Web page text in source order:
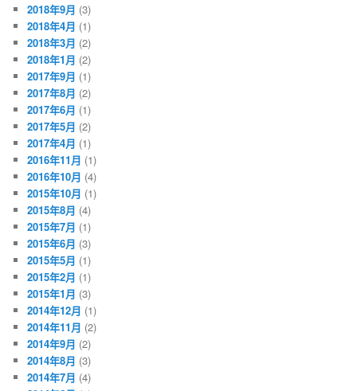
2018年9月 (3)
2018年4月 (1)
2018年3月 (2)
2018年1月 (2)
2017年9月 (1)
2017年8月 (2)
2017年6月 (1)
2017年5月 (2)
2017年4月 (1)
2016年11月 (1)
2016年10月 (4)
2015年10月 (1)
2015年8月 (4)
2015年7月 (1)
2015年6月 (3)
2015年5月 (1)
2015年2月 (1)
2015年1月 (3)
2014年12月 (1)
2014年11月 (2)
2014年9月 (2)
2014年8月 (3)
2014年7月 (4)